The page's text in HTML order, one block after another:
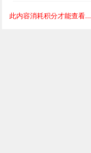
此内容消耗积分才能查看...